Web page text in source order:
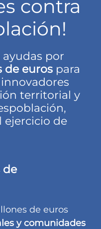
contra
por
de euros para
territorial y
ejercicio de
de
de euros
y comunidades